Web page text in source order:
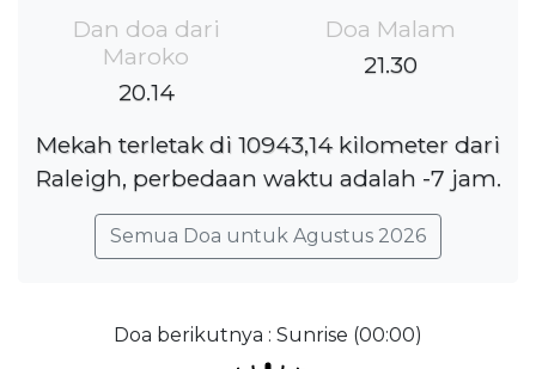
Dan doa dari
Maroko
20.14
Doa Malam
21.30
Mekah terletak di 10943,14 kilometer dari
Raleigh, perbedaan waktu adalah -7 jam.
Semua Doa untuk Agustus 2026
Doa berikutnya : Sunrise (00:00)